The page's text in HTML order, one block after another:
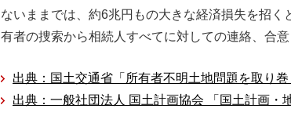
ないままでは、約6兆円もの大きな経済損失を招
有者の捜索から相続人すべてに対しての連絡、合
出典：国土交通省「所有者不明土地問題を取り巻
出典：一般社団法人 国土計画協会 「国土計画・